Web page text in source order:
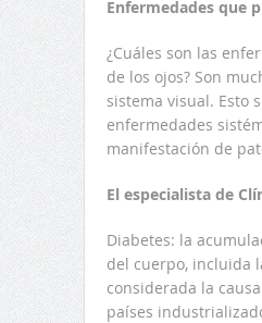
Enfermedades que
¿Cuáles son las
de los ojos? Son
sistema visual. Esto
enfermedades
manifestación de
El especialista de
Diabetes: la
del cuerpo, incluida
considerada la
países